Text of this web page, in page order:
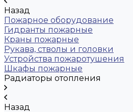
Назад
Пожарное оборудование
Гидранты пожарные
Краны пожарные
Рукава, стволы и головки
Устройства пожаротушения
Шкафы пожарные
Радиаторы отопления
Назад